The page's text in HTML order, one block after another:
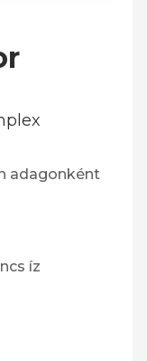
adagonként
íz